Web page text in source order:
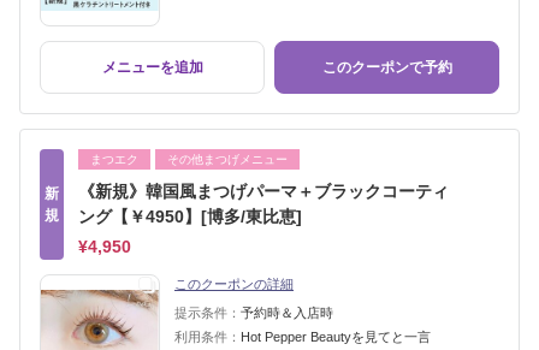
メニューを追加 このクーポンで予約
新
規
まつエク その他まつげメニュー
《新規》韓国風まつげパーマ＋ブラックコーティ
ング【￥4950】[博多/東比恵]
¥4,950
このクーポンの詳細
提示条件： 予約時＆入店時
利用条件： Hot Pepper Beautyを見てと一言